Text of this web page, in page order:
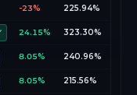
-23% 225.94%
24.15% 323.30%
8.05% 240.96%
8.05% 215.56%